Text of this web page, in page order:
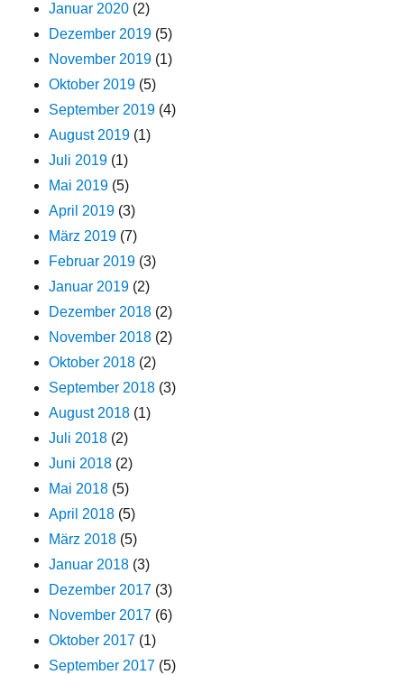
Januar 2020 (2)
Dezember 2019 (5)
November 2019 (1)
Oktober 2019 (5)
September 2019 (4)
August 2019 (1)
Juli 2019 (1)
Mai 2019 (5)
April 2019 (3)
März 2019 (7)
Februar 2019 (3)
Januar 2019 (2)
Dezember 2018 (2)
November 2018 (2)
Oktober 2018 (2)
September 2018 (3)
August 2018 (1)
Juli 2018 (2)
Juni 2018 (2)
Mai 2018 (5)
April 2018 (5)
März 2018 (5)
Januar 2018 (3)
Dezember 2017 (3)
November 2017 (6)
Oktober 2017 (1)
September 2017 (5)